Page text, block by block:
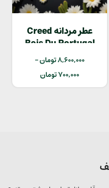
عطر مردانه Creed
Bois Du Portugal
8,600,000تومان–
700,000تومان